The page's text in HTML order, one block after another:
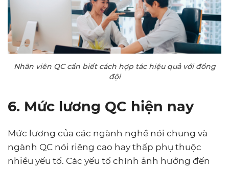
Nhân viên QC cần biết cách hợp tác hiệu quả với đồng
đội
6. Mức lương QC hiện nay
Mức lương của các ngành nghề nói chung và
ngành QC nói riêng cao hay thấp phụ thuộc
nhiều yếu tố. Các yếu tố chính ảnh hưởng đến